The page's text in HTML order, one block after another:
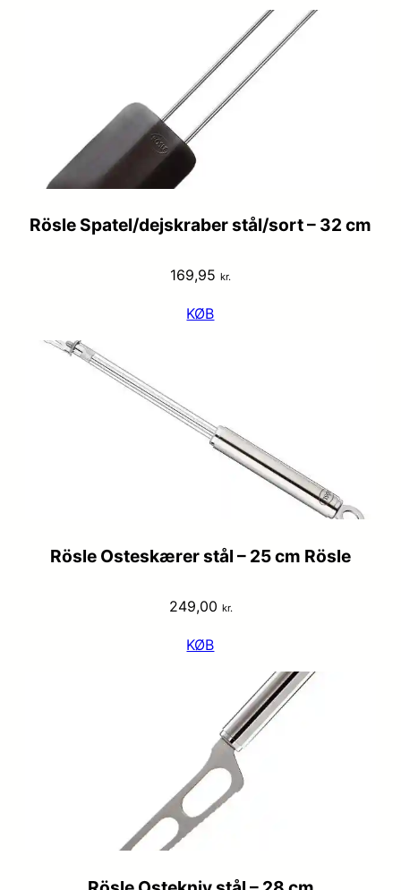
Rösle Spatel/dejskraber stål/sort – 32 cm
169,95 kr.
KØB
Rösle Osteskærer stål – 25 cm Rösle
249,00 kr.
KØB